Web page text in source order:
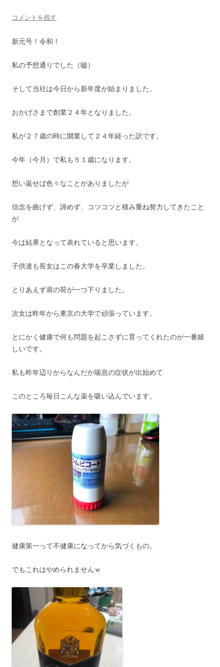
コメントを残す
新元号！令和！
私の予想通りでした（嘘）
そして当社は今日から新年度が始まりました。
おかげさまで創業２４年となりました。
私が２７歳の時に開業して２４年経った訳です。
今年（今月）で私も５１歳になります。
想い返せば色々なことがありましたが
信念を曲げず、諦めず、コツコツと積み重ね努力してきたこと
が
今は結果となって表れていると思います。
子供達も長女はこの春大学を卒業しました。
とりあえず肩の荷が一つ下りました。
次女は昨年から東京の大学で頑張っています。
とにかく健康で何も問題を起こさずに育ってくれたのが一番嬉
しいです。
私も昨年辺りからなんだか喘息の症状が出始めて
このところ毎日こんな薬を吸い込んでいます。
健康第一って不健康になってから気づくもの。
でもこれはやめられませんｗ